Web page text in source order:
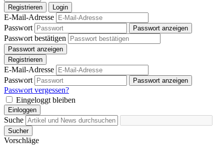
Registrieren
Login
E-Mail-Adresse
Passwort
Passwort anzeigen
Passwort bestätigen
Passwort anzeigen
Registrieren
E-Mail-Adresse
Passwort
Passwort anzeigen
Passwort vergessen?
Eingeloggt bleiben
Einloggen
Suche
Sucher
Vorschläge